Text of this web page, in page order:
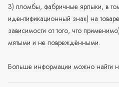
3) пломбы, фабричные ярлыки, в
идентификационный знак) на
зависимости от того, что
мятыми и не повреждёнными.
Больше информации можно найти